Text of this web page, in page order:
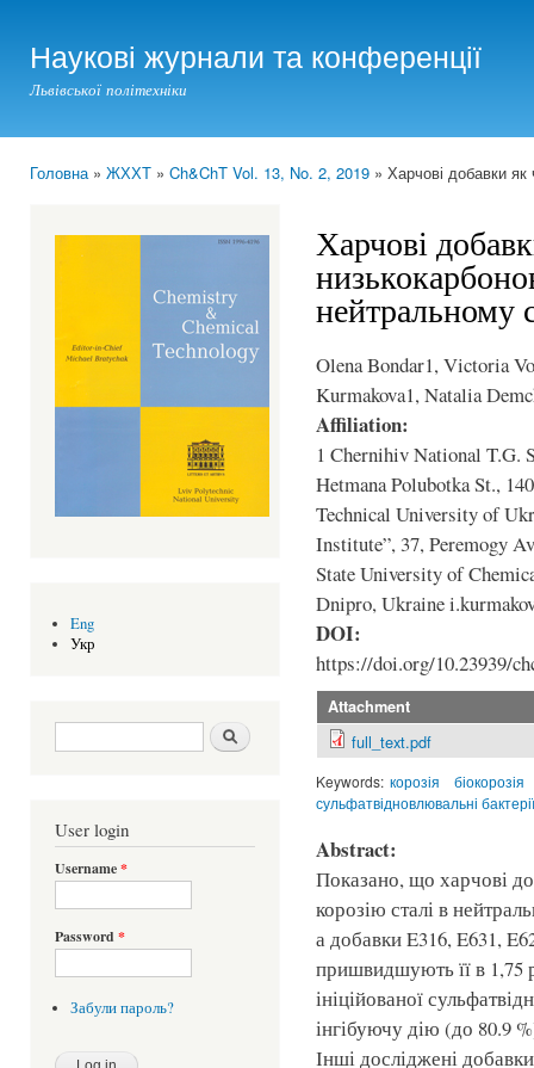
Наукові журнали та конференції
Львівської політехніки
Головна» ЖХХТ » Ch&ChT Vol. 13, No. 2, 2019 » Харчові добавки як
Eng
Укр
Search form Шукати
User login
Username*
Password *
Забули пароль?
Харчові
нейтральному
Olena Bondar1, Victoria
Kurmakova1, Natalia
Affiliation:
1 Chernihiv National T.G.
Hetmana Polubotka St.,
Technical University of
Institute”, 37, Peremogy
State University of
Dnipro, Ukraine
DOI:
https://doi.org/10.23939/
Attachment
full_text.pdf
Keywords: корозія
біокорозія
сульфатвідновлювальні бактерії
Abstract:
Показано, що харчові
корозію сталі в
а добавки E316, E631,
пришвидшують її в 1,75
ініційованої
інгібуючу дію (до 80.9
Інші досліджені